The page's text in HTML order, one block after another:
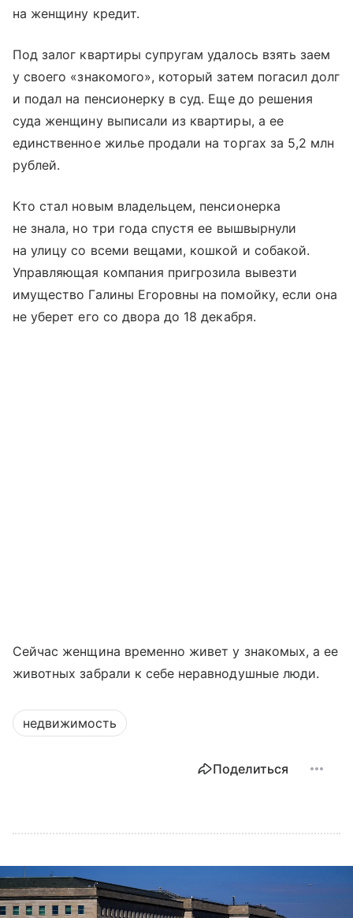
на женщину кредит.
Под залог квартиры супругам удалось взять заем
у своего «знакомого», который затем погасил долг
и подал на пенсионерку в суд. Еще до решения
суда женщину выписали из квартиры, а ее
единственное жилье продали на торгах за 5,2 млн
рублей.
Кто стал новым владельцем, пенсионерка
не знала, но три года спустя ее вышвырнули
на улицу со всеми вещами, кошкой и собакой.
Управляющая компания пригрозила вывезти
имущество Галины Егоровны на помойку, если она
не уберет его со двора до 18 декабря.
Сейчас женщина временно живет у знакомых, а ее
животных забрали к себе неравнодушные люди.
недвижимость
Поделиться